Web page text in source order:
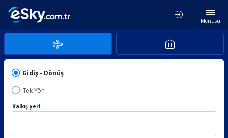
Menüsü
Gidiş - Dönüş
Tek Yön
Kalkış yeri